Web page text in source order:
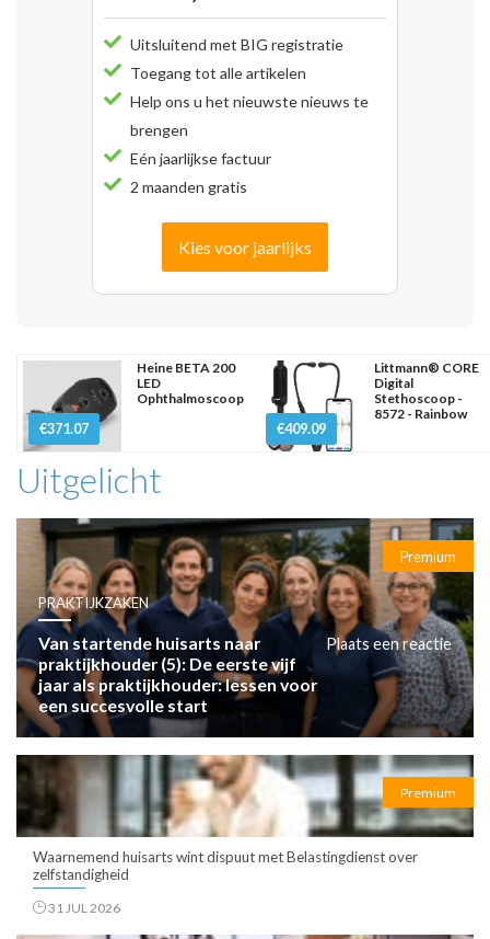
Uitsluitend met BIG registratie
Toegang tot alle artikelen
Help ons u het nieuwste nieuws te
brengen
Eén jaarlijkse factuur
2 maanden gratis
Kies voor jaarlijks
€371.07
Heine BETA 200
LED
Ophthalmoscoop
€409.09
Littmann® CORE
Digital
Stethoscoop -
8572 - Rainbow
Uitgelicht
Premium
PRAKTIJKZAKEN
Van startende huisarts naar
praktijkhouder (5): De eerste vijf
jaar als praktijkhouder: lessen voor
een succesvolle start
Plaats een reactie
Premium
Waarnemend huisarts wint dispuut met Belastingdienst over
zelfstandigheid
31 JUL 2026